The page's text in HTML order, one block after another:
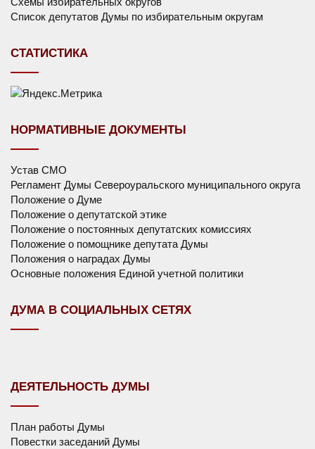
Список депутатов Думы по избирательным округам
СТАТИСТИКА
НОРМАТИВНЫЕ ДОКУМЕНТЫ
Устав СМО
Регламент Думы Североуральского муниципального округа
Положение о Думе
Положение о депутатской этике
Положение о постоянных депутатских комиссиях
Положение о помощнике депутата Думы
Положения о наградах Думы
Основные положения Единой учетной политики
ДУМА В СОЦИАЛЬНЫХ СЕТЯХ
ДЕЯТЕЛЬНОСТЬ ДУМЫ
План работы Думы
Повестки заседаний Думы